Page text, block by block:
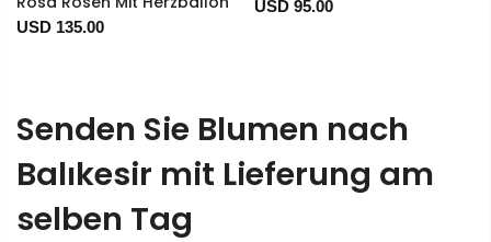
USD 135.00
USD 95.00
Senden Sie Blumen nach
Balıkesir mit Lieferung am
selben Tag